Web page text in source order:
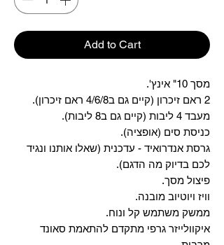
Add to Cart
מסך 10" אינץ'.
2 ראם זיכרון (קיים גם ב4/6/8 ראם זיכרון).
מעבד 4 ליבות (קיים גם ב8 ליבות).
כניסת סים (אופציה).
גרסת אנדרואיד - עדכנית (שאלו אותנו ונגיד
לכם בדיוק מה הדגם).
פיצול מסך.
וויז ויוטיוב מובנה.
ממשק משתמש קל ונוח.
איקוולייזר גרפי מתקדם להתאמת סאונד